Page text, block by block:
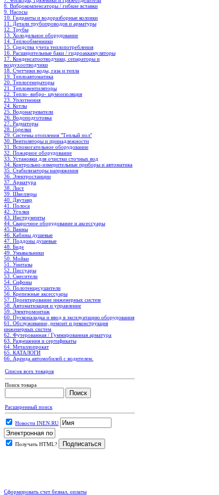
8. Виброкомпенсаторы / гибкие вставки
9. Насосы
10. Гидранты и водоразборные колонки
11. Детали трубопроводов и арматуры
12. Трубы
13. Холодильное oборудование
14. Теплообменники
15. Средства учета теплопотребления
16. Расширительные баки / гидроаккамуляторы
17. Конденсатоотводчики, сепараторы и
воздухоотводчики
18. Счетчики воды, газа и тепла
19. Теплоавтоматика
20. Теплогенераторы
21. Тепловентиляторы
22. Тепло- вибро- шумоизоляция
23. Уплотнения
24. Котлы
25. Водонагреватели
26. Водоподготовка
27. Радиаторы
28. Горелки
29. Системы отопления "Теплый пол"
30. Вентиляторы и принадлежности
31. Вспомогательное оборудование
32. Пожарное оборудование
33. Установки для очистки сточных вод
34. Контрольно-измерительные приборы и автоматика
35. Стабилизаторы напряжения
36. Электростанции
37. Арматура
38. Лист
39. Швеллеры
40. Двутавр
41. Полоса
42. Уголки
43. Инструменты
44. Сварочное оборудование и аксессуары
45. Ванны
46. Кабины душевые
47. Поддоны душевые
48. Биде
49. Умывальники
50. Мойки
51. Унитазы
52. Писсуары
53. Смесители
54. Сифоны
55. Полотенцесушители
56. Крепежные аксессуары
57. Проектирование инженерных систем
58. Автоматизация и управление
59. Электромонтаж
60. Пусконаладка и ввод в эксплуатацию оборудования
61. Обслуживание, ремонт и реконструкция
инженерных систем
62. Футерованная / Гуммированная арматура
63. Разрешения и сертификаты
64. Металлопрокат
65. КАТАЛОГИ
66. Аренда автомобилей с водителем.
Список всех товаров
Поиск товара
Расширенный поиск
Новости INEN.RU
Получать HTML?
Сформировать счет безнал. оплаты